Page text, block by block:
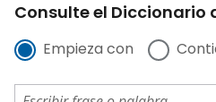
Consulte el Diccionario
Empieza con